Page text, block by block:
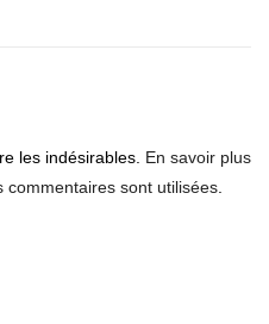
les indésirables. En savoir plus
commentaires sont utilisées